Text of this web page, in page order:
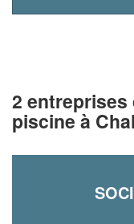
2
piscine à